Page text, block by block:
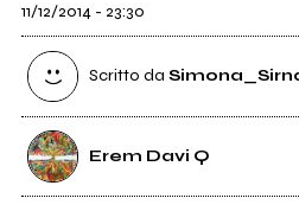
11/12/2014 - 23:30
Scritto da
Erem Davi Q